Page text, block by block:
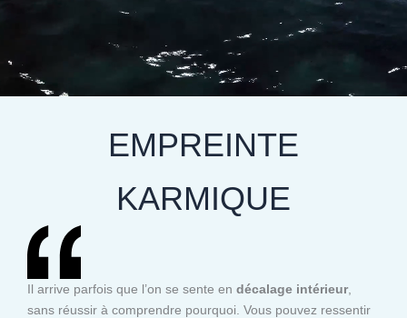
EMPREINTE
KARMIQUE
Il arrive parfois que l’on se sente en décalage intérieur,
sans réussir à comprendre pourquoi. Vous pouvez ressentir